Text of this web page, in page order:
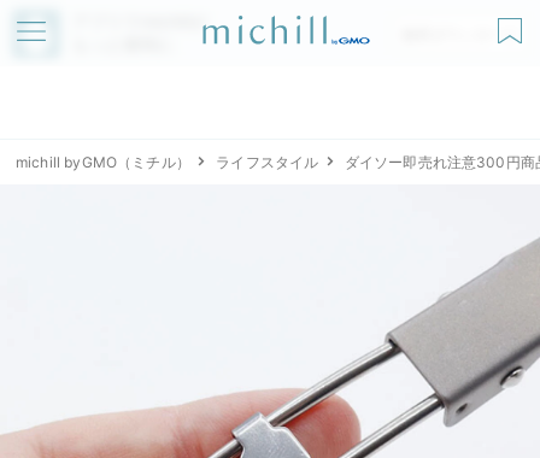
アプリでmichillが
無料ダウンロード
michill byGMO（ミチル） ライフスタイル ダイソー即売れ注意300円商